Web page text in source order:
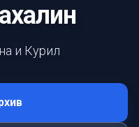
и Курил